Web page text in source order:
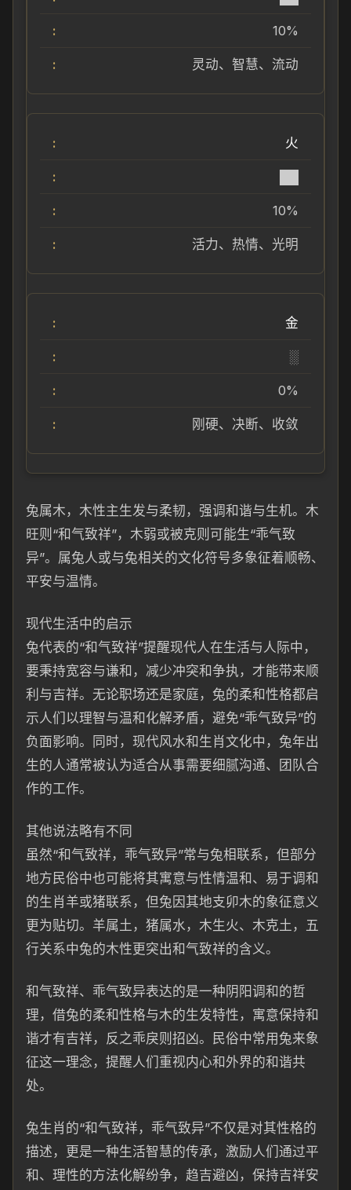
10%
灵动、智慧、流动
火
10%
活力、热情、光明
金
░
0%
刚硬、决断、收敛
兔属木，木性主生发与柔韧，强调和谐与生机。木
旺则“和气致祥”，木弱或被克则可能生“乖气致
异”。属兔人或与兔相关的文化符号多象征着顺畅、
平安与温情。
现代生活中的启示
兔代表的“和气致祥”提醒现代人在生活与人际中，
要秉持宽容与谦和，减少冲突和争执，才能带来顺
利与吉祥。无论职场还是家庭，兔的柔和性格都启
示人们以理智与温和化解矛盾，避免“乖气致异”的
负面影响。同时，现代风水和生肖文化中，兔年出
生的人通常被认为适合从事需要细腻沟通、团队合
作的工作。
其他说法略有不同
虽然“和气致祥，乖气致异”常与兔相联系，但部分
地方民俗中也可能将其寓意与性情温和、易于调和
的生肖羊或猪联系，但兔因其地支卯木的象征意义
更为贴切。羊属土，猪属水，木生火、木克土，五
行关系中兔的木性更突出和气致祥的含义。
和气致祥、乖气致异表达的是一种阴阳调和的哲
理，借兔的柔和性格与木的生发特性，寓意保持和
谐才有吉祥，反之乖戾则招凶。民俗中常用兔来象
征这一理念，提醒人们重视内心和外界的和谐共
处。
兔生肖的“和气致祥，乖气致异”不仅是对其性格的
描述，更是一种生活智慧的传承，激励人们通过平
和、理性的方法化解纷争，趋吉避凶，保持吉祥安